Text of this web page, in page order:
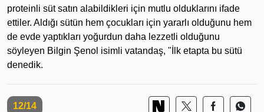
proteinli süt satın alabildikleri için mutlu olduklarını ifade
ettiler. Aldığı sütün hem çocukları için yararlı olduğunu hem
de evde yaptıkları yoğurdun daha lezzetli olduğunu
söyleyen Bilgin Şenol isimli vatandaş, "İlk etapta bu sütü
denedik.
12/14